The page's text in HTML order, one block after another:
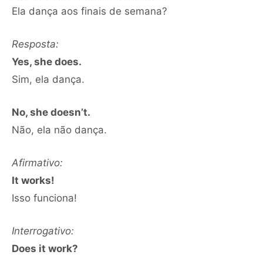
Ela dança aos finais de semana?
Resposta:
Yes, she does.
Sim, ela dança.
No, she doesn’t.
Não, ela não dança.
Afirmativo:
It works!
Isso funciona!
Interrogativo:
Does it work?